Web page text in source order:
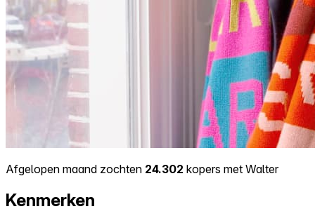
Afgelopen maand zochten 24.302 kopers met Walter
Kenmerken